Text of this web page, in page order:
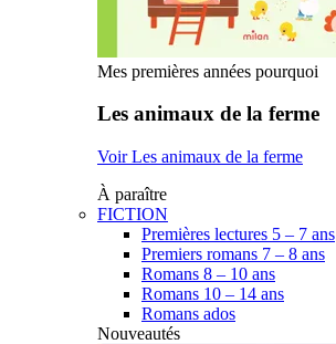
Mes premières années pourquoi
Les animaux de la ferme
Voir Les animaux de la ferme
À paraître
FICTION
Premières lectures 5 – 7 ans
Premiers romans 7 – 8 ans
Romans 8 – 10 ans
Romans 10 – 14 ans
Romans ados
Nouveautés